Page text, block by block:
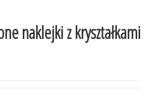
naklejki z kryształkami